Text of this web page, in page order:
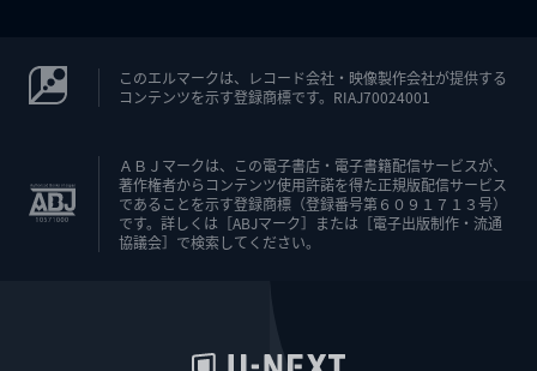
このエルマークは、レコード会社・映像製作会社が提供する
コンテンツを示す登録商標です。RIAJ70024001
ＡＢＪマークは、この電子書店・電子書籍配信サービスが、
著作権者からコンテンツ使用許諾を得た正規版配信サービス
であることを示す登録商標（登録番号第６０９１７１３号）
です。詳しくは［ABJマーク］または［電子出版制作・流通
協議会］で検索してください。